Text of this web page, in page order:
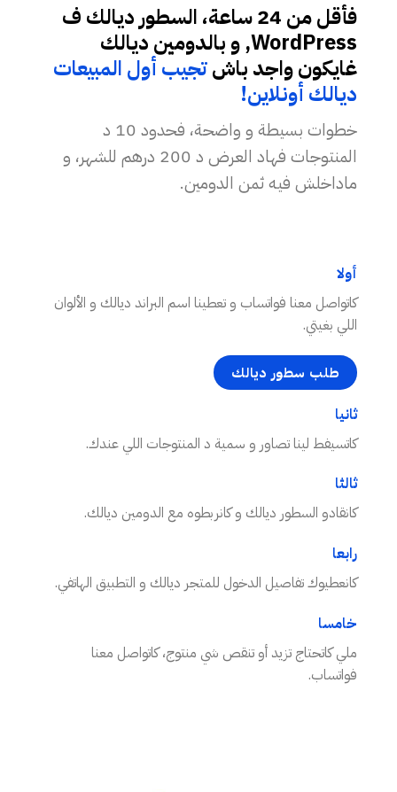
فأقل من 24 ساعة، السطور ديالك ف
WordPress, و بالدومين ديالك
غايكون واجد باشتجيب أول المبيعات
ديالك أونلاين!
خطوات بسيطة و واضحة، فحدود 10 د
المنتوجات فهاد العرض د 200 درهم للشهر، و
ماداخلش فيه ثمن الدومين.
أولا
كاتواصل معنا فواتساب و تعطينا اسم البراند ديالك و الألوان
اللي بغيتي.
طلب سطور ديالك
ثانيا
كاتسيفط لينا تصاور و سمية د المنتوجات اللي عندك.
ثالثا
كانقادو السطور ديالك و كانربطوه مع الدومين ديالك.
رابعا
كانعطيوك تفاصيل الدخول للمتجر ديالك و التطبيق الهاتفي.
خامسا
ملي كاتحتاج تزيد أو تنقص شي منتوج، كاتواصل معنا
فواتساب.